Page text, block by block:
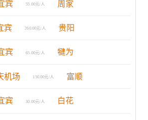
宾 55.00元/人 周家
宾 260.00元/人 贵阳
宾 65.00元/人 犍为
机场 150.00元/人 富顺
宾 30.00元/人 白花